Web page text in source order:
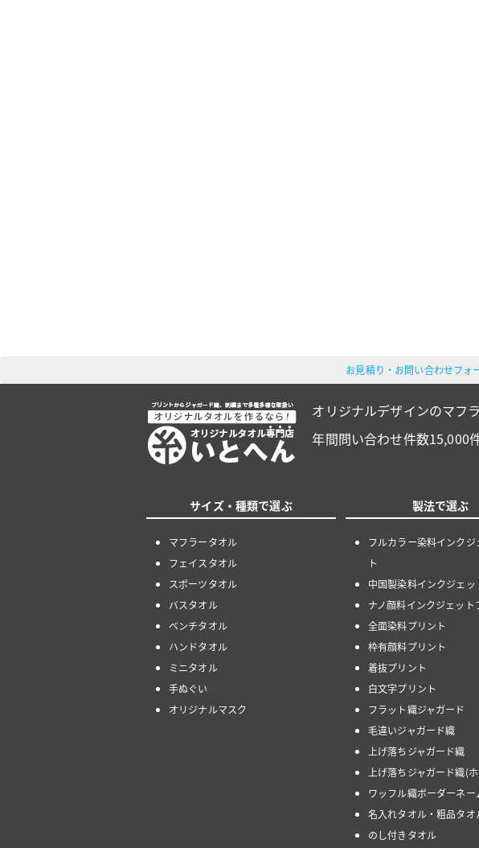
お見積り・お問い合わせフォ
オリジナルデザインのマフ
年間問い合わせ件数15,000
サイズ・種類で選ぶ
マフラータオル
フェイスタオル
スポーツタオル
バスタオル
ベンチタオル
ハンドタオル
ミニタオル
手ぬぐい
オリジナルマスク
製法で選ぶ
フルカラー染料インクジ
ト
中国製染料インクジェッ
ナノ顔料インクジェット
全面染料プリント
枠有顔料プリント
着抜プリント
白文字プリント
フラット織ジャガード
毛違いジャガード織
上げ落ちジャガード織
上げ落ちジャガード織(
ワッフル織ボーダーネー
名入れタオル・粗品タオ
のし付きタオル